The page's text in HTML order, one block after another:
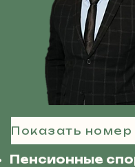
Пенсионные